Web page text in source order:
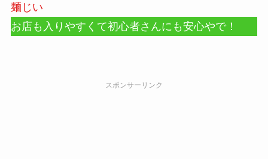
麺じい
お店も入りやすくて初心者さんにも安心やで！
スポンサーリンク